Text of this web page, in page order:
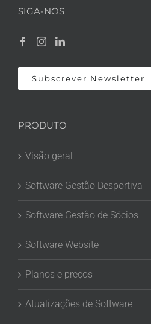
SIGA-NOS
Subscrever Newsletter
PRODUTO
Visão geral
Software Gestão Desportiva
Software Gestão de Sócios
Software Website
Planos e preços
Atualizações de Software